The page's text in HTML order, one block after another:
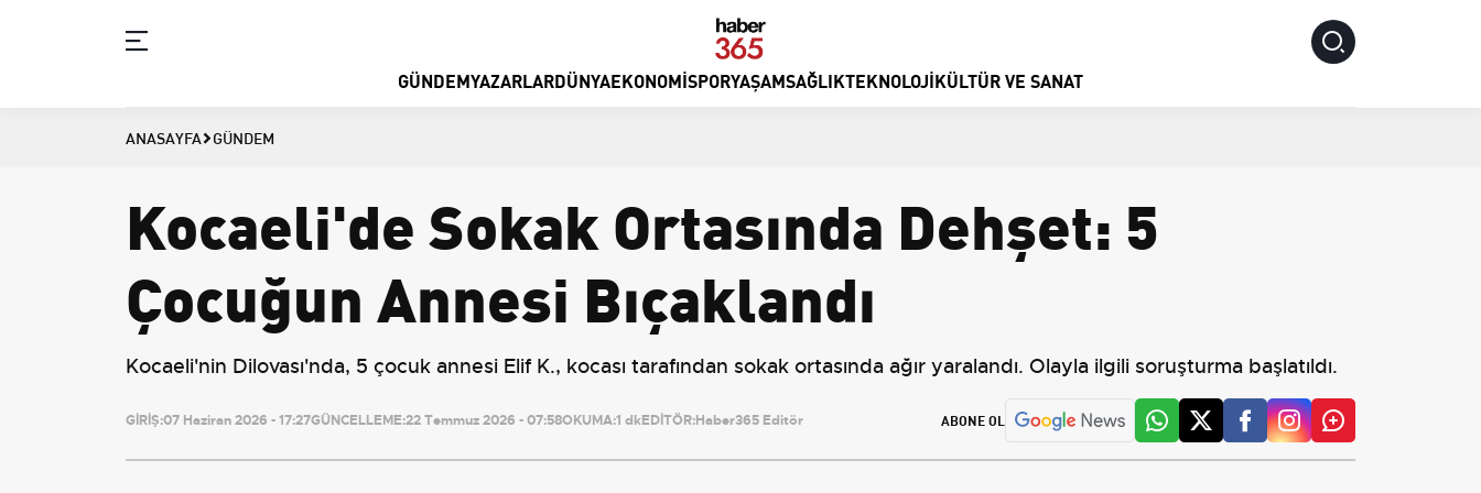
GÜNDEMYAZARLARDÜNYAEKONOMISPORYAŞAMSAĞLIKTEKNOLOJIKÜLTÜR VE SANAT
ANASAYFA GÜNDEM
Kocaeli'de Sokak Ortasında Dehşet: 5
Çocuğun Annesi Bıçaklandı
Kocaeli'nin Dilovası'nda, 5 çocuk annesi Elif K., kocası tarafından sokak ortasında ağır yaralandı. Olayla ilgili soruşturma başlatıldı.
GİRİŞ:07 Haziran 2026 - 17:27GÜNCELLEME:22 Temmuz 2026 - 07:58OKUMA:1 dkEDİTÖR:Haber365 Editör ABONE OL